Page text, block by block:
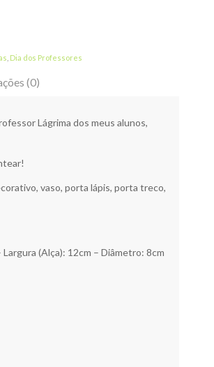
Dia dos Professores
(0)
Lágrima dos meus alunos,
vaso, porta lápis, porta treco,
(Alça): 12cm – Diâmetro: 8cm